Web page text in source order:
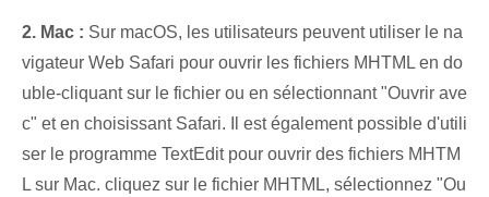
2. ⁤Mac : Sur macOS, les utilisateurs peuvent utiliser le na
vigateur Web Safari pour ouvrir les fichiers MHTML en do
uble-cliquant sur le fichier ou en sélectionnant "Ouvrir ave
c" et en choisissant Safari. Il est également possible d'utili
ser le programme TextEdit pour ouvrir des fichiers MHTM
L sur Mac. cliquez sur le fichier MHTML, sélectionnez "Ou